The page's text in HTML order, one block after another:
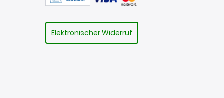
Elektronischer Widerruf